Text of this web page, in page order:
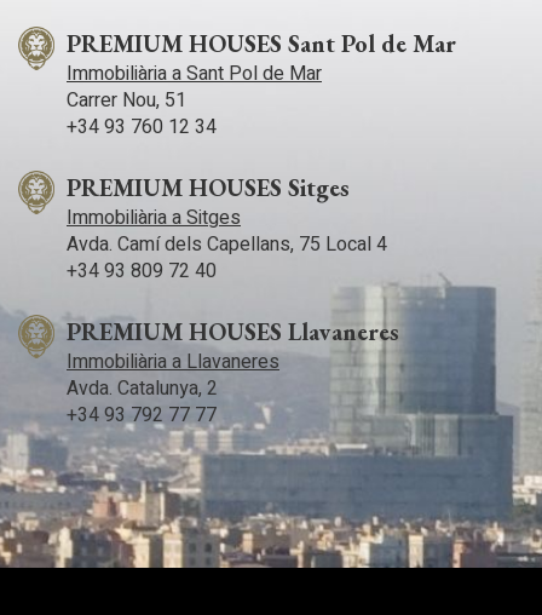
PREMIUM HOUSES Sant Pol de Mar
Immobiliària a Sant Pol de Mar
Carrer Nou, 51
+34 93 760 12 34
PREMIUM HOUSES Sitges
Immobiliària a Sitges
Avda. Camí­ dels Capellans, 75 Local 4
+34 93 809 72 40
PREMIUM HOUSES Llavaneres
Immobiliària a Llavaneres
Avda. Catalunya, 2
+34 93 792 77 77